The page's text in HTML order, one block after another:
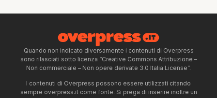
Quando non indicato diversamente i contenuti di Overpress
sono rilasciati sotto licenza “Creative Commons Attribuzione –
Non commerciale – Non opere derivate 3.0 Italia License”.
I contenuti di Overpress possono essere utilizzati citando
sempre overpress.it come fonte. Si prega di inserire inoltre un